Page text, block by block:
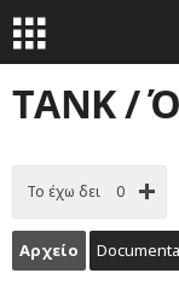
ΤΑΝΚ /
Το έχω δει 0
Αρχείο